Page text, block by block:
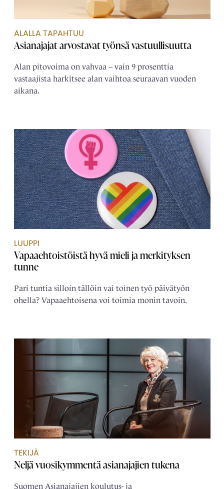
ALALLA TAPAHTUU
Asianajajat arvostavat työnsä vastuullisuutta
Alan pitovoima on vahvaa – vain 9 prosenttia
vastaajista harkitsee alan vaihtoa seuraavan vuoden
aikana.
LUUPPI
Vapaaehtoistöistä hyvä mieli ja merkityksen
tunne
Pari tuntia silloin tällöin vai toinen työ päivätyön
ohella? Vapaaehtoisena voi toimia monin tavoin.
TEKIJÄ
Neljä ­vuosikymmentä ­asianajajien tukena
Suomen Asianajajien koulutus- ja